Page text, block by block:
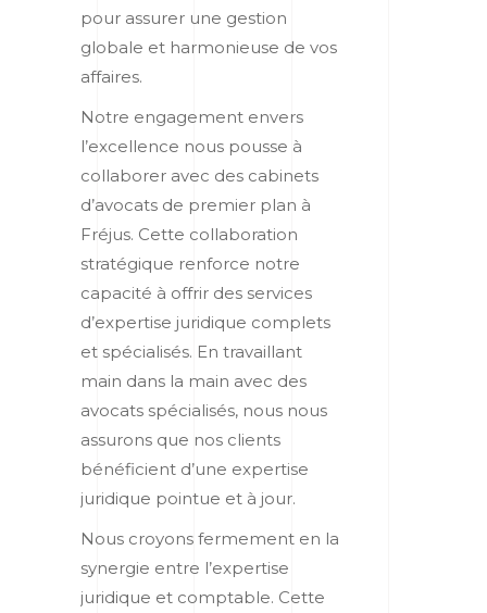
pour assurer une gestion
globale et harmonieuse de vos
affaires.
Notre engagement envers
l’excellence nous pousse à
collaborer avec des cabinets
d’avocats de premier plan à
Fréjus. Cette collaboration
stratégique renforce notre
capacité à offrir des services
d’expertise juridique complets
et spécialisés. En travaillant
main dans la main avec des
avocats spécialisés, nous nous
assurons que nos clients
bénéficient d’une expertise
juridique pointue et à jour.
Nous croyons fermement en la
synergie entre l’expertise
juridique et comptable. Cette